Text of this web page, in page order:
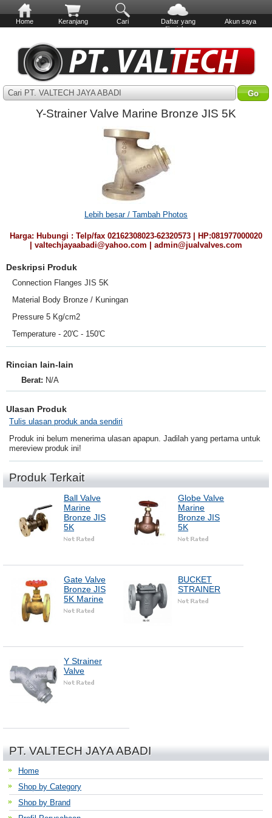
Home Keranjang Cari
Daftar yang
diinginkan
Akun saya
Cari PT. VALTECH JAYA ABADI
Y-Strainer Valve Marine Bronze JIS 5K
Lebih besar / Tambah Photos
Harga: Hubungi : Telp/fax 02162308023-62320573 | HP:081977000020
| valtechjayaabadi@yahoo.com | admin@jualvalves.com
Deskripsi Produk
Connection Flanges JIS 5K
Material Body Bronze / Kuningan
Pressure 5 Kg/cm2
Temperature - 20'C - 150'C
Rincian lain-lain
Berat: N/A
Ulasan Produk
Tulis ulasan produk anda sendiri
Produk ini belum menerima ulasan apapun. Jadilah yang pertama untuk
mereview produk ini!
Produk Terkait
Ball Valve
Marine
Bronze JIS
5K
Globe Valve
Marine
Bronze JIS
5K
Gate Valve
Bronze JIS
5K Marine
BUCKET
STRAINER
Y Strainer
Valve
PT. VALTECH JAYA ABADI
Home
Shop by Category
Shop by Brand